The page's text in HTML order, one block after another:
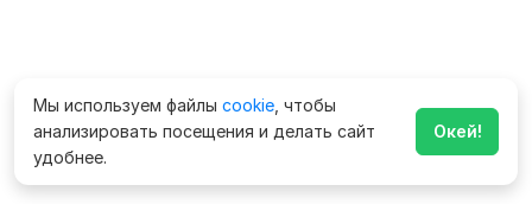
Мы используем файлы cookie , чтобы
анализировать посещения и делать сайт
удобнее.
Окей!